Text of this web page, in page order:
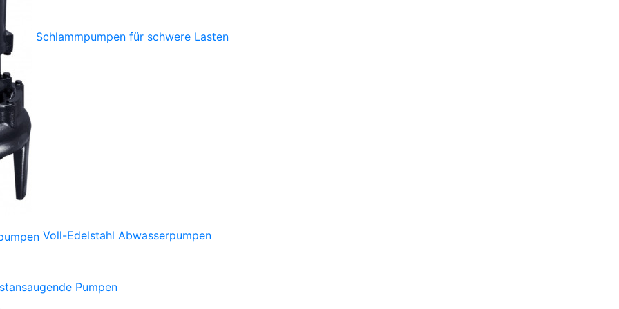
Schlammpumpen für schwere Lasten
Voll-Edelstahl Abwasserpumpen
Pumpen